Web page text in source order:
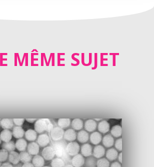
MÊME SUJET